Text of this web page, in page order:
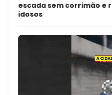
escada sem corrimão e
idosos